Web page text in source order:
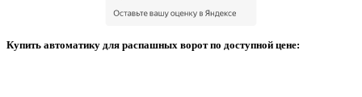
Купить автоматику для распашных ворот по доступной цене: